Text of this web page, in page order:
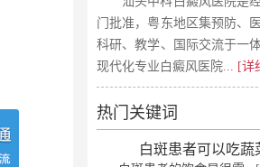
门批准，粤东地区集预防、
科研、教学、国际交流于一
现代化专业白癜风医院... [详
热门关键词
白斑患者可以吃蔬